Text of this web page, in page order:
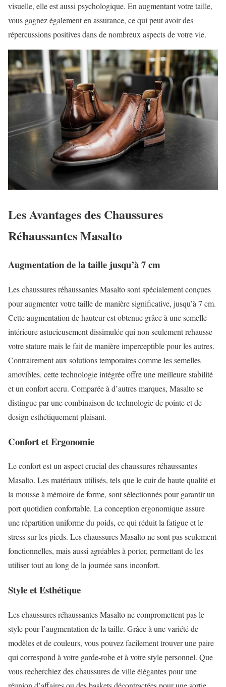
visuelle, elle est aussi psychologique. En augmentant votre taille,
vous gagnez également en assurance, ce qui peut avoir des
répercussions positives dans de nombreux aspects de votre vie.
Les Avantages des Chaussures
Réhaussantes Masalto
Augmentation de la taille jusqu’à 7 cm
Les chaussures réhaussantes Masalto sont spécialement conçues
pour augmenter votre taille de manière significative, jusqu’à 7 cm.
Cette augmentation de hauteur est obtenue grâce à une semelle
intérieure astucieusement dissimulée qui non seulement rehausse
votre stature mais le fait de manière imperceptible pour les autres.
Contrairement aux solutions temporaires comme les semelles
amovibles, cette technologie intégrée offre une meilleure stabilité
et un confort accru. Comparée à d’autres marques, Masalto se
distingue par une combinaison de technologie de pointe et de
design esthétiquement plaisant.
Confort et Ergonomie
Le confort est un aspect crucial des chaussures réhaussantes
Masalto. Les matériaux utilisés, tels que le cuir de haute qualité et
la mousse à mémoire de forme, sont sélectionnés pour garantir un
port quotidien confortable. La conception ergonomique assure
une répartition uniforme du poids, ce qui réduit la fatigue et le
stress sur les pieds. Les chaussures Masalto ne sont pas seulement
fonctionnelles, mais aussi agréables à porter, permettant de les
utiliser tout au long de la journée sans inconfort.
Style et Esthétique
Les chaussures réhaussantes Masalto ne compromettent pas le
style pour l’augmentation de la taille. Grâce à une variété de
modèles et de couleurs, vous pouvez facilement trouver une paire
qui correspond à votre garde-robe et à votre style personnel. Que
vous recherchiez des chaussures de ville élégantes pour une